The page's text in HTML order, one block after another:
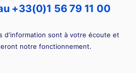
+33(0)1 56 79 11 00
d'information sont à votre écoute et
notre fonctionnement.